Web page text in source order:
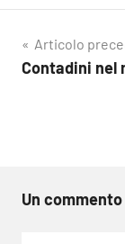
articoli
Articolo
Contadini nel
Un commento